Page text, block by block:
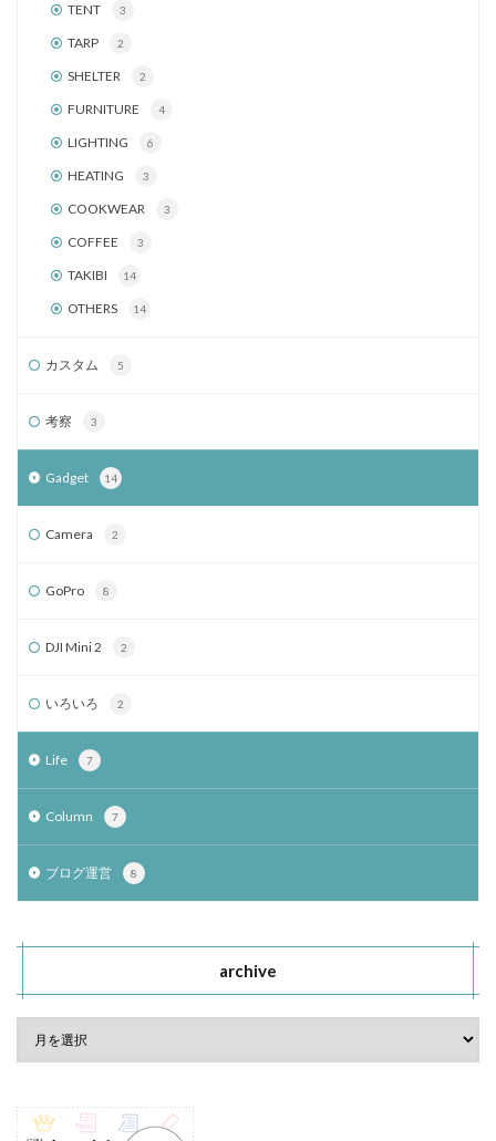
TENT 3
TARP 2
SHELTER 2
FURNITURE 4
LIGHTING 6
HEATING 3
COOKWEAR 3
COFFEE 3
TAKIBI 14
OTHERS 14
カスタム 5
考察 3
Gadget 14
Camera 2
GoPro 8
DJI Mini 2 2
いろいろ 2
Life 7
Column 7
ブログ運営 8
archive